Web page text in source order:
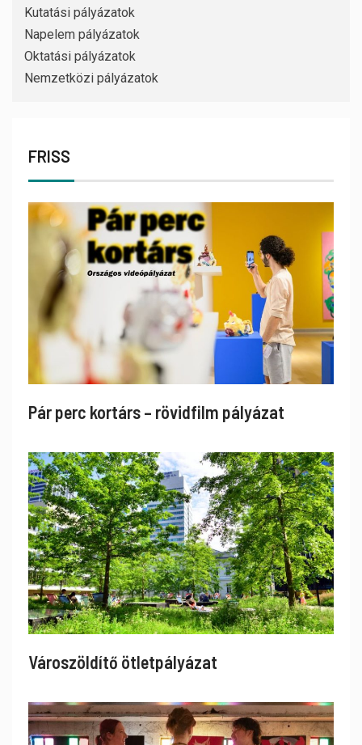
Kutatási pályázatok
Napelem pályázatok
Oktatási pályázatok
Nemzetközi pályázatok
FRISS
Pár perc kortárs – rövidfilm pályázat
Városzöldítő ötletpályázat